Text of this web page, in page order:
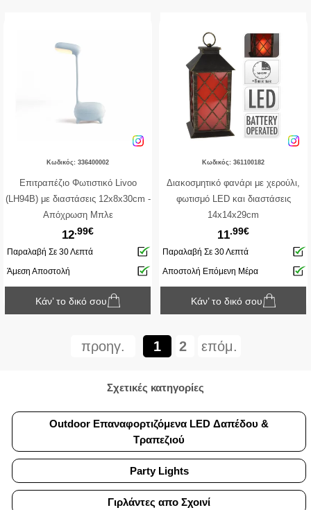
Κωδικός: 336400002
Επιτραπέζιο Φωτιστικό Livoo
(LH94B) με διαστάσεις 12x8x30cm -
Απόχρωση Μπλε
12.99€
Παραλαβή Σε 30 Λεπτά
Άμεση Αποστολή
Κάν’ το δικό σου
Κωδικός: 361100182
Διακοσμητικό φανάρι με χερούλι,
φωτισμό LED και διαστάσεις
14x14x29cm
11.99€
Παραλαβή Σε 30 Λεπτά
Αποστολή Επόμενη Μέρα
Κάν’ το δικό σου
προηγ. 1 2 επόμ.
Σχετικές κατηγορίες
Outdoor Επαναφορτιζόμενα LED Δαπέδου &
Τραπεζιού
Party Lights
Γιρλάντες απο Σχοινί